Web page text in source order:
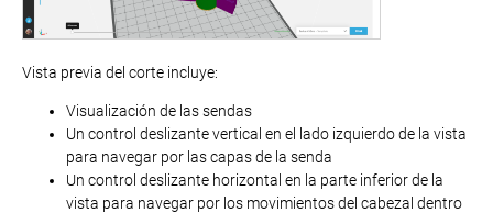
Vista previa del corte incluye:
Visualización de las sendas
Un control deslizante vertical en el lado izquierdo de la vista
para navegar por las capas de la senda
Un control deslizante horizontal en la parte inferior de la
vista para navegar por los movimientos del cabezal dentro